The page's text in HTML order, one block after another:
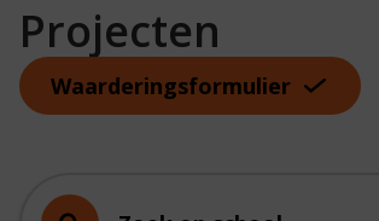
Projecten
Waarderingsformulier